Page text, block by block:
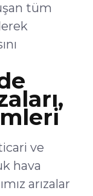
tüm
ve
hava
arızalar